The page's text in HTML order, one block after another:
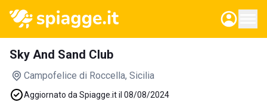
Sky And Sand Club
Campofelice di Roccella, Sicilia
Aggiornato da Spiagge.it il 08/08/2024